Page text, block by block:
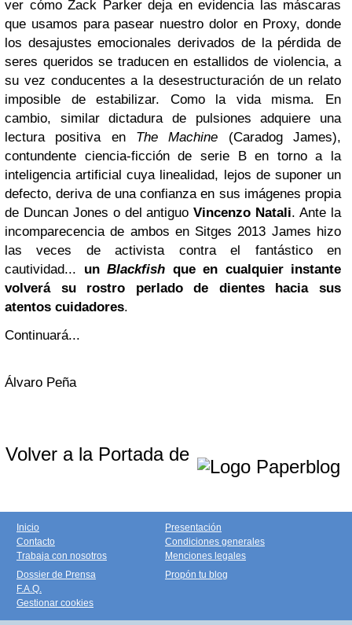
ver cómo Zack Parker deja en evidencia las máscaras
que usamos para pasear nuestro dolor en Proxy, donde
los desajustes emocionales derivados de la pérdida de
seres queridos se traducen en estallidos de violencia, a
su vez conducentes a la desestructuración de un relato
imposible de estabilizar. Como la vida misma. En
cambio, similar dictadura de pulsiones adquiere una
lectura positiva en The Machine (Caradog James),
contundente ciencia-ficción de serie B en torno a la
inteligencia artificial cuya linealidad, lejos de suponer un
defecto, deriva de una confianza en sus imágenes propia
de Duncan Jones o del antiguoVincenzo Natali. Ante la
incomparecencia de ambos en Sitges 2013 James hizo
las veces de activista contra el fantástico en
cautividad... un Blackfish que en cualquier instante
volverá su rostro perlado de dientes hacia sus
atentos cuidadores.
Continuará...
Álvaro Peña
Volver a la Portada de
Inicio
Contacto
Trabaja con nosotros
Presentación
Condiciones generales
Menciones legales
Dossier de Prensa
F.A.Q.
Gestionar cookies
Propón tu blog